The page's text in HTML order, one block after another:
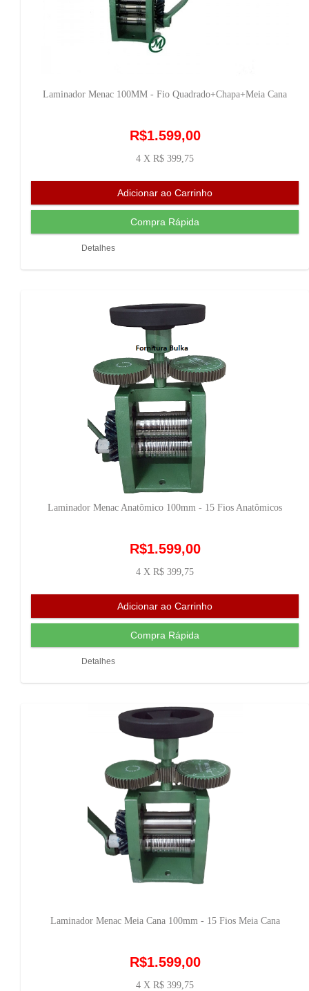
Laminador Menac 100MM - Fio Quadrado+Chapa+Meia Cana
R$1.599,00
4 X R$ 399,75
Detalhes
Laminador Menac Anatômico 100mm - 15 Fios Anatômicos
R$1.599,00
4 X R$ 399,75
Detalhes
Laminador Menac Meia Cana 100mm - 15 Fios Meia Cana
R$1.599,00
4 X R$ 399,75